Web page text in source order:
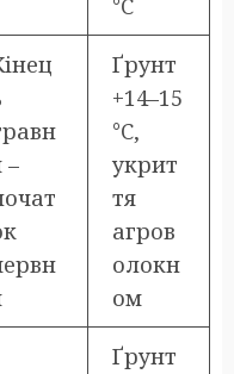
°C
–
Ґрунт
+14–15
°C,
укрит
тя
агров
олокн
ом
Ґрунт